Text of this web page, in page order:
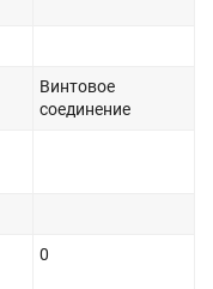
Винтовое
соединение
0